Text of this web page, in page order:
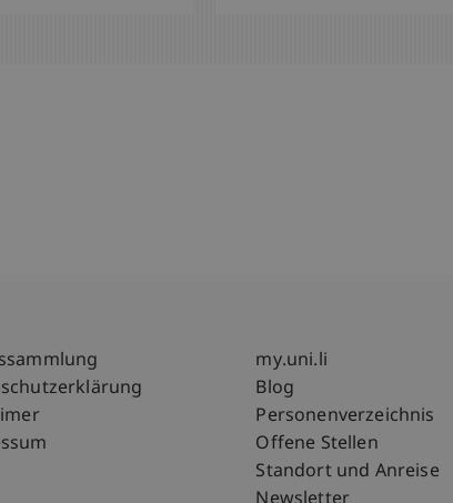
Rechtliche Hinweise
Fußzeile
my.uni.li
Blog
Personenverzeichnis
Offene Stellen
Standort und Anreise